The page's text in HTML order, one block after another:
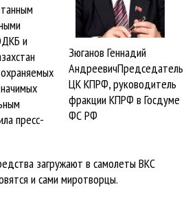
Зюганов Геннадий
АндреевичПредседатель
ЦК КПРФ, руководитель
фракции КПРФ в Госдуме
ФС РФ
и
пресс-
загружают в самолеты ВКС
и сами миротворцы.